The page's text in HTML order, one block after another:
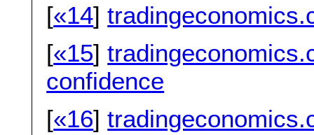
[«14]
[«15]
confidence
[«16]